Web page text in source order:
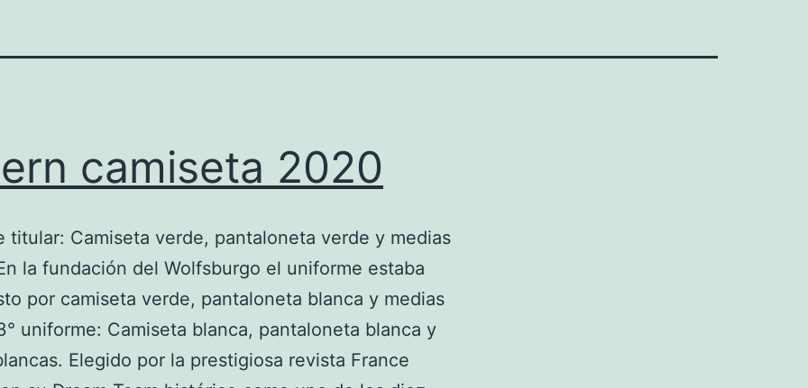
camiseta 2020
titular: Camiseta verde, pantaloneta verde y medias
la fundación del Wolfsburgo el uniforme estaba
por camiseta verde, pantaloneta blanca y medias
uniforme: Camiseta blanca, pantaloneta blanca y
Elegido por la prestigiosa revista France